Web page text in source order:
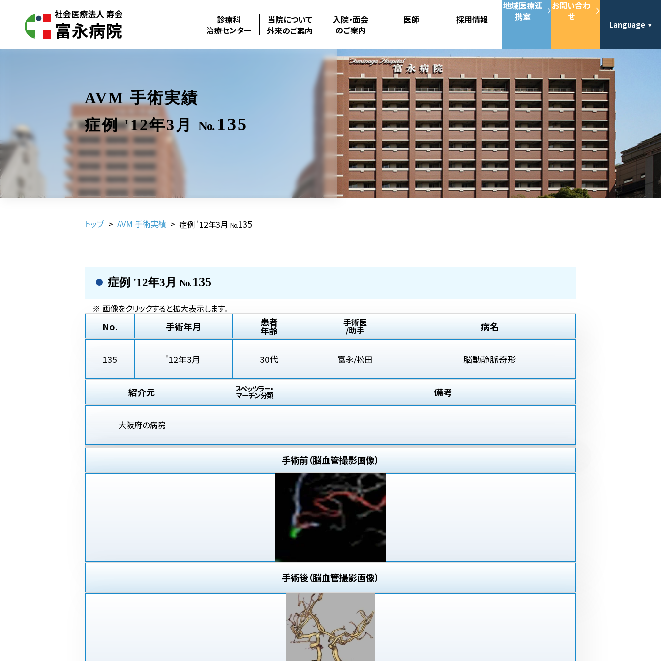
診療科
治療センター
当院について
外来のご案内
入院・面会
のご案内
医師 採用情報
地域医療連
携室
お問い合わ
せ
Language
AVM 手術実績
症例 '12年3月
No. 135
トップ > AVM 手術実績 > 症例 '12年3月No.135
症例 '12年3月 No.135
※ 画像をクリックすると拡大表示します。
No. 手術年月 患者
年齢
手術医
/助手 病名
135 '12年3月 30代 富永/松田 脳動静脈奇形
紹介元 スペッツラー・
マーチン分類 備考
大阪府の病院
手術前（脳血管撮影画像）
手術後（脳血管撮影画像）